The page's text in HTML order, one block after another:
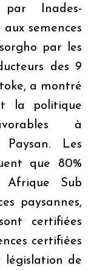
Inades-
semences
par les
des 9
a montré
la politique
à
Paysan. Les
que 80%
Afrique Sub
paysannes,
certifiées
certifiées
législation de